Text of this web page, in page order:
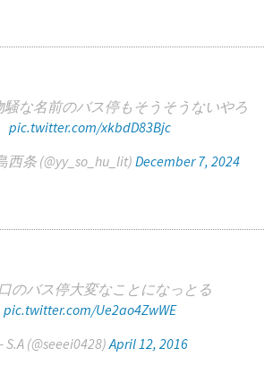
騒な名前のバス停もそうそうないやろ
pic.twitter.com/xkbdD83Bjc
西条 (@yy_so_hu_lit) December 7, 2024
のバス停大変なことになっとる
pic.twitter.com/Ue2ao4ZwWE
S.A (@seeei0428)April 12, 2016